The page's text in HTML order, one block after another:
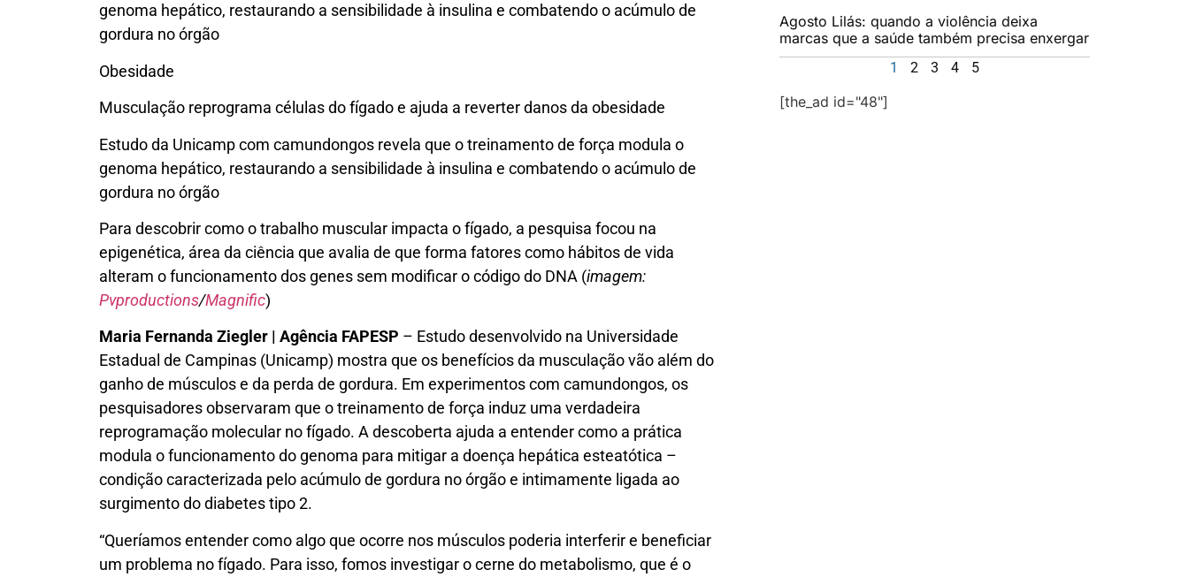
genoma hepático, restaurando a sensibilidade à insulina e combatendo o acúmulo de
gordura no órgão
Obesidade
Musculação reprograma células do fígado e ajuda a reverter danos da obesidade
Estudo da Unicamp com camundongos revela que o treinamento de força modula o
genoma hepático, restaurando a sensibilidade à insulina e combatendo o acúmulo de
gordura no órgão
Para descobrir como o trabalho muscular impacta o fígado, a pesquisa focou na
epigenética, área da ciência que avalia de que forma fatores como hábitos de vida
alteram o funcionamento dos genes sem modificar o código do DNA (imagem:
Pvproductions/Magnific)
Maria Fernanda Ziegler | Agência FAPESP – Estudo desenvolvido na Universidade
Estadual de Campinas (Unicamp) mostra que os benefícios da musculação vão além do
ganho de músculos e da perda de gordura. Em experimentos com camundongos, os
pesquisadores observaram que o treinamento de força induz uma verdadeira
reprogramação molecular no fígado. A descoberta ajuda a entender como a prática
modula o funcionamento do genoma para mitigar a doença hepática esteatótica –
condição caracterizada pelo acúmulo de gordura no órgão e intimamente ligada ao
surgimento do diabetes tipo 2.
“Queríamos entender como algo que ocorre nos músculos poderia interferir e beneficiar
um problema no fígado. Para isso, fomos investigar o cerne do metabolismo, que é o
Agosto Lilás: quando a violência deixa
marcas que a saúde também precisa enxergar
1 2 3 4 5
[the_ad id="48"]